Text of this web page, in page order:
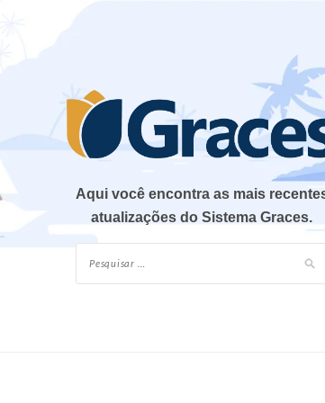
Aqui você encontra as mais
atualizações do Sistema Graces.
por: